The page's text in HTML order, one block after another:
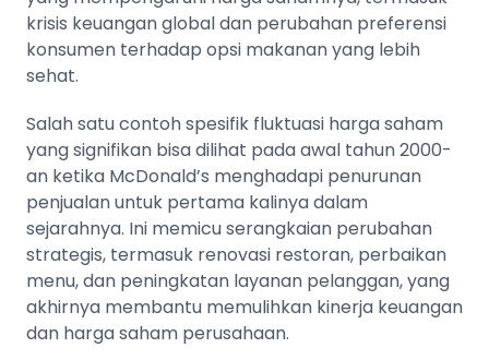
krisis keuangan global dan perubahan preferensi
konsumen terhadap opsi makanan yang lebih
sehat.
Salah satu contoh spesifik fluktuasi harga saham
yang signifikan bisa dilihat pada awal tahun 2000-
an ketika McDonald’s menghadapi penurunan
penjualan untuk pertama kalinya dalam
sejarahnya. Ini memicu serangkaian perubahan
strategis, termasuk renovasi restoran, perbaikan
menu, dan peningkatan layanan pelanggan, yang
akhirnya membantu memulihkan kinerja keuangan
dan harga saham perusahaan.